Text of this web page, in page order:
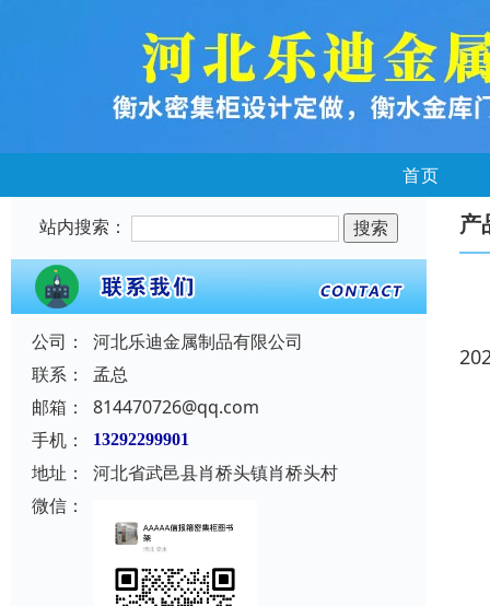
首页
站内搜索：
公司：
河北乐迪金属制品有限公司
联系：
孟总
邮箱：
814470726@qq.com
手机：
13292299901
地址：
河北省武邑县肖桥头镇肖桥头村
微信：
产